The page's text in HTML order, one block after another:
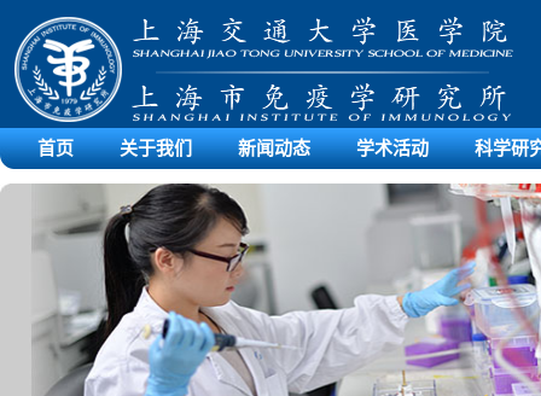
首页 关于我们 新闻动态 学术活动 科学研